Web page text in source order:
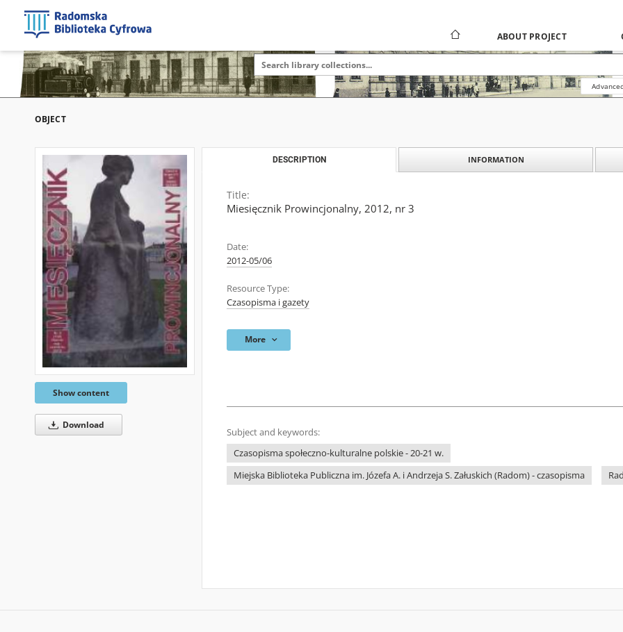
ABOUT PROJECT
OBJECT
Show content
Download
DESCRIPTION INFORMATION
Title:
Miesięcznik Prowincjonalny, 2012, nr 3
Date:
2012-05/06
Resource Type:
Czasopisma i gazety
More
Subject and keywords:
Czasopisma społeczno-kulturalne polskie - 20-21 w.
Miejska Biblioteka Publiczna im. Józefa A. i Andrzeja S. Załuskich (Radom) - czasopisma